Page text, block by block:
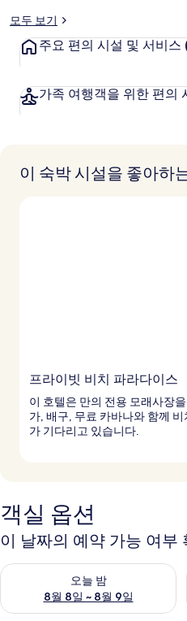
모두 보기
주요 편의 시설 및 서비스
가족 여행객을 위한 편의
이 숙박 시설을 좋아하
프라이빗 비치 파라다이스
이 호텔은 만의 전용 모래사장
가, 배구, 무료 카바나와 함께
가 기다리고 있습니다.
객실 옵션
이 날짜의 예약 가능 여부
오늘 밤
8월 8일 ~ 8월 9일
오늘 밤 예약 가능 여부 확인, 8월